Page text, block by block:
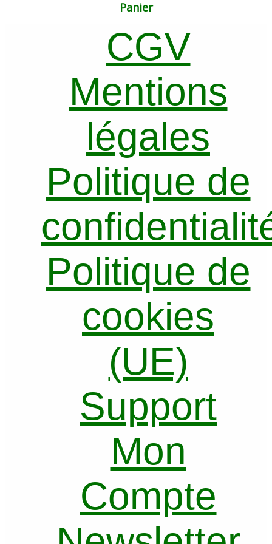
Panier
CGV
Mentions
légales
Politique de
Politique de
cookies
(UE)
Support
Mon
Compte